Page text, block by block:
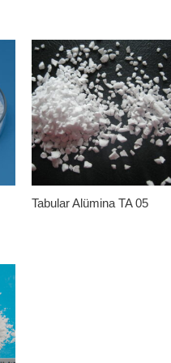
Tabular Alümina TA 05